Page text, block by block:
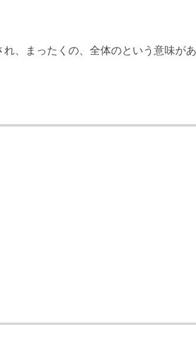
れ、まったくの、全体のという意味が